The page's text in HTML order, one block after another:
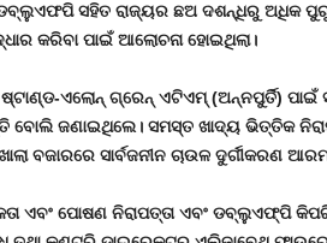
ସହିତ ରାଜ୍ୟର ଛଅ ଦଶନ୍ଧିରୁ ଅଧିକ ପୁରୁଣା
କରିବା ପାଇଁ ଆଲୋଚନା ହୋଇଥିଲା।
ଏଲୋନ୍ ଗ୍ରେନ୍ ଏଟିଏମ୍ (ଅନ୍ନପୁର୍ତି)
ବୋଲି ଜଣାଇଥିଲେ। ସମସ୍ତ ଖାଦ୍ୟ ଭିତ୍ତିକ
ବଜାରରେ ସାର୍ବଜନୀନ ଚାଉଳ ଦୁର୍ଗୀକରଣ
ଏବଂ ପୋଷଣ ନିରାପତ୍ତା ଏବଂ ଡବ୍ଲୁଏଫ୍ପି